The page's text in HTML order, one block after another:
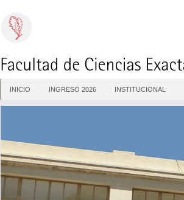
INICIO INGRESO 2026 INSTITUCIONAL